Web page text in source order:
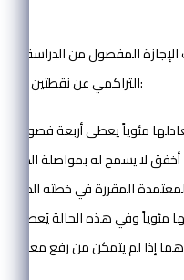
الإجازة المفصول من الدراسة
التراكمي عن نقطتين وفق الاحكام الآتية:
مئوياً يعطى أربعة فصول
لا يسمح له بمواصلة الدراسة
المقررة في خطته
مئوياً وفي هذه الحالة يُعطى
إذا لم يتمكن من رفع معدله